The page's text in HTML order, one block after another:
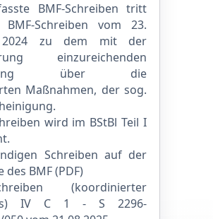
BMF-Schreiben tritt
Schreiben vom 23.
2024 zu dem mit der
einzureichenden
über die
Maßnahmen, der sog.
wird im BStBl Teil I
Schreiben auf der
BMF (PDF)
(koordinierter
IV C 1 - S 2296-